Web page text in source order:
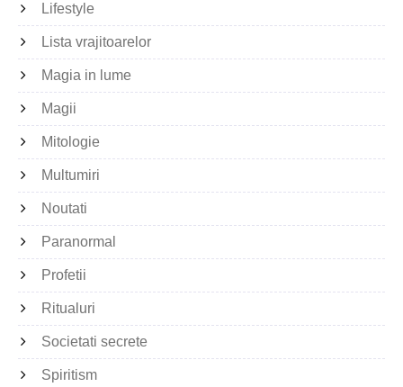
Lifestyle
Lista vrajitoarelor
Magia in lume
Magii
Mitologie
Multumiri
Noutati
Paranormal
Profetii
Ritualuri
Societati secrete
Spiritism